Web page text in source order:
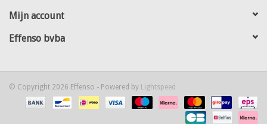
Mijn account
Effenso bvba
© Copyright 2026 Effenso - Powered by Lightspeed